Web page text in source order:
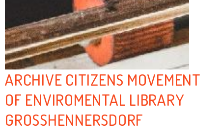
ARCHIVE CITIZENS MOVEMENT
OF ENVIROMENTAL LIBRARY
GROSSHENNERSDORF